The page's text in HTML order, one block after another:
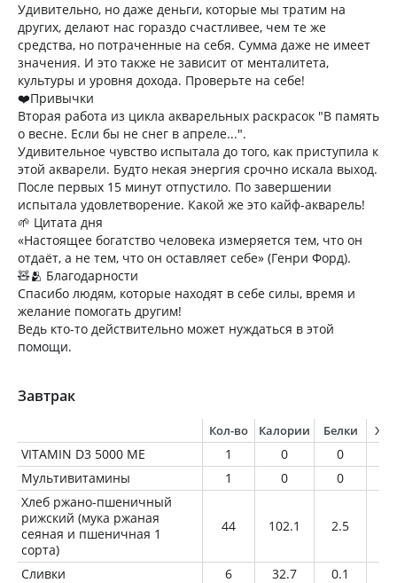
Удивительно, но даже деньги, которые мы тратим на
других, делают нас гораздо счастливее, чем те же
средства, но потраченные на себя. Сумма даже не имеет
значения. И это также не зависит от менталитета,
культуры и уровня дохода. Проверьте на себе!
❤️Привычки
Вторая работа из цикла акварельных раскрасок "В память
о весне. Если бы не снег в апреле...".
Удивительное чувство испытала до того, как приступила к
этой акварели. Будто некая энергия срочно искала выход.
После первых 15 минут отпустило. По завершении
испытала удовлетворение. Какой же это кайф-акварель!
🌱 Цитата дня
«Настоящее богатство человека измеряется тем, что он
отдаёт, а не тем, что он оставляет себе» (Генри Форд).
🧸🫂 Благодарности
Спасибо людям, которые находят в себе силы, время и
желание помогать другим!
Ведь кто-то действительно может нуждаться в этой
помощи.
Завтрак
Кол-во Калории Белки
VITAMIN D3 5000 ME 1 0 0
Мультивитамины
1 0 0
Хлеб ржано-пшеничный
рижский (мука ржаная
сеяная и пшеничная 1
сорта)
44 102.1 2.5
Сливки 6 32.7 0.1